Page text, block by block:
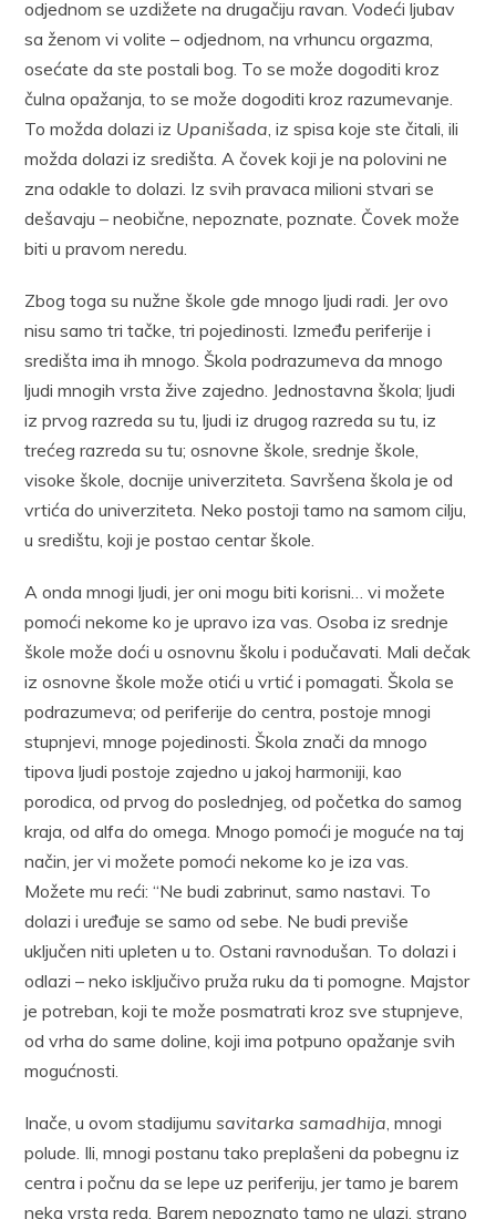
odjednom se uzdižete na drugačiju ravan. Vodeći ljubav
sa ženom vi volite – odjednom, na vrhuncu orgazma,
osećate da ste postali bog. To se može dogoditi kroz
čulna opažanja, to se može dogoditi kroz razumevanje.
To možda dolazi iz Upanišada, iz spisa koje ste čitali, ili
možda dolazi iz središta. A čovek koji je na polovini ne
zna odakle to dolazi. Iz svih pravaca milioni stvari se
dešavaju – neobične, nepoznate, poznate. Čovek može
biti u pravom neredu.
Zbog toga su nužne škole gde mnogo ljudi radi. Jer ovo
nisu samo tri tačke, tri pojedinosti. Između periferije i
središta ima ih mnogo. Škola podrazumeva da mnogo
ljudi mnogih vrsta žive zajedno. Jednostavna škola; ljudi
iz prvog razreda su tu, ljudi iz drugog razreda su tu, iz
trećeg razreda su tu; osnovne škole, srednje škole,
visoke škole, docnije univerziteta. Savršena škola je od
vrtića do univerziteta. Neko postoji tamo na samom cilju,
u središtu, koji je postao centar škole.
A onda mnogi ljudi, jer oni mogu biti korisni… vi možete
pomoći nekome ko je upravo iza vas. Osoba iz srednje
škole može doći u osnovnu školu i podučavati. Mali dečak
iz osnovne škole može otići u vrtić i pomagati. Škola se
podrazumeva; od periferije do centra, postoje mnogi
stupnjevi, mnoge pojedinosti. Škola znači da mnogo
tipova ljudi postoje zajedno u jakoj harmoniji, kao
porodica, od prvog do poslednjeg, od početka do samog
kraja, od alfa do omega. Mnogo pomoći je moguće na taj
način, jer vi možete pomoći nekome ko je iza vas.
Možete mu reći: “Ne budi zabrinut, samo nastavi. To
dolazi i uređuje se samo od sebe. Ne budi previše
uključen niti upleten u to. Ostani ravnodušan. To dolazi i
odlazi – neko isključivo pruža ruku da ti pomogne. Majstor
je potreban, koji te može posmatrati kroz sve stupnjeve,
od vrha do same doline, koji ima potpuno opažanje svih
mogućnosti.
Inače, u ovom stadijumusavitarka samadhija, mnogi
polude. Ili, mnogi postanu tako preplašeni da pobegnu iz
centra i počnu da se lepe uz periferiju, jer tamo je barem
neka vrsta reda. Barem nepoznato tamo ne ulazi, strano